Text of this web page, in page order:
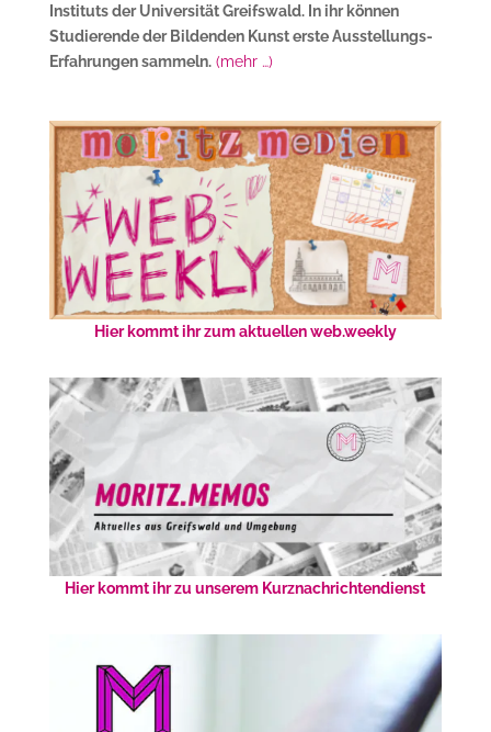
Instituts der Universität Greifswald. In ihr können
Studierende der Bildenden Kunst erste Ausstellungs-
Erfahrungen sammeln. (mehr …)
Hier kommt ihr zum aktuellen web.weekly
Hier kommt ihr zu unserem Kurznachrichtendienst